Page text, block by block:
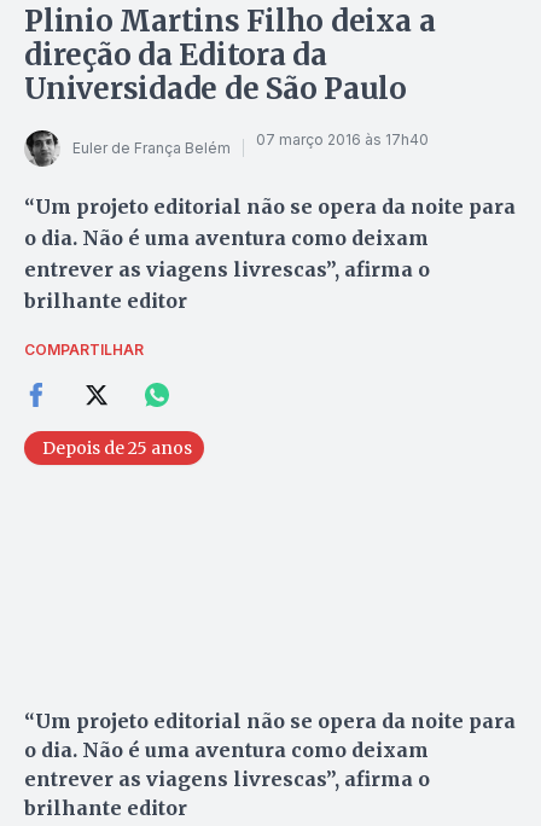
Plinio Martins Filho deixa a
direção da Editora da
Universidade de São Paulo
Euler de França Belém 07 março 2016 às 17h40
“Um projeto editorial não se opera da noite para
o dia. Não é uma aventura como deixam
entrever as viagens livrescas”, afirma o
brilhante editor
COMPARTILHAR
Depois de 25 anos
“Um projeto editorial não se opera da noite para
o dia. Não é uma aventura como deixam
entrever as viagens livrescas”, afirma o
brilhante editor